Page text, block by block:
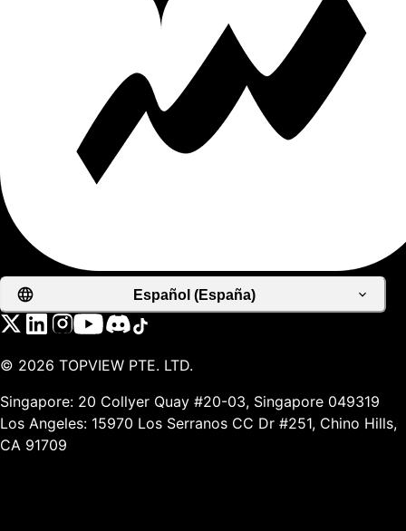
Español (España)
© 2026 TOPVIEW PTE. LTD.
Singapore: 20 Collyer Quay #20-03, Singapore 049319
Los Angeles: 15970 Los Serranos CC Dr #251, Chino Hills,
CA 91709